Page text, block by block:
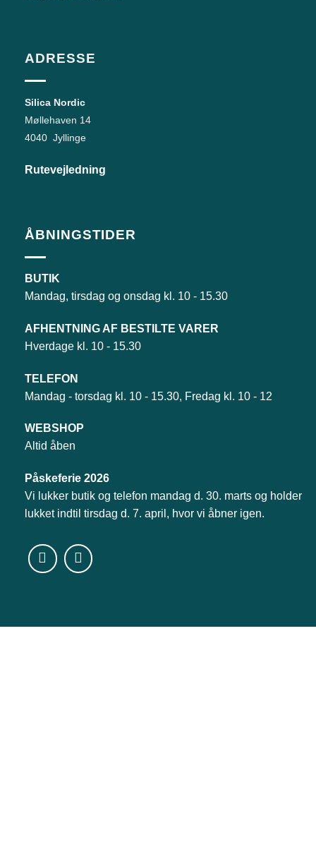
ADRESSE
Silica Nordic
Møllehaven 14
4040 Jyllinge
Rutevejledning
ÅBNINGSTIDER
BUTIK
Mandag, tirsdag og onsdag kl. 10 - 15.30
AFHENTNING AF BESTILTE VARER
Hverdage kl. 10 - 15.30
TELEFON
Mandag - torsdag kl. 10 - 15.30, Fredag kl. 10 - 12
WEBSHOP
Altid åben
Påskeferie 2026
Vi lukker butik og telefon mandag d. 30. marts og holder
lukket indtil tirsdag d. 7. april, hvor vi åbner igen.